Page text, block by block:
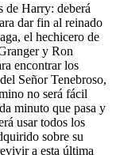
de Harry: deberá
dar fin al reinado
el hechicero de
y Ron
encontrar los
Señor Tenebroso,
no será fácil
minuto que pasa y
usar todos los
sobre su
a esta última